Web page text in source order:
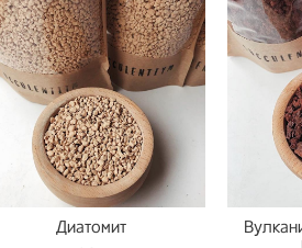
Диатомит